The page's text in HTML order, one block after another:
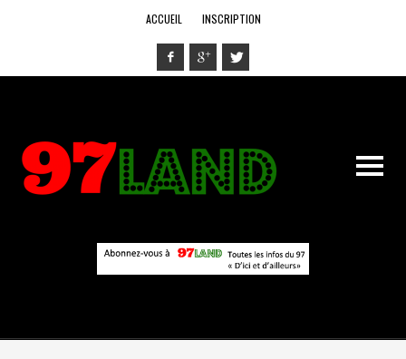
ACCUEIL INSCRIPTION